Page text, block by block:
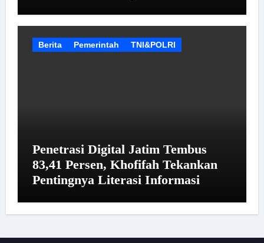
Berita Pemerintah TNI&POLRI
Penetrasi Digital Jatim Tembus
83,41 Persen, Khofifah Tekankan
Pentingnya Literasi Informasi